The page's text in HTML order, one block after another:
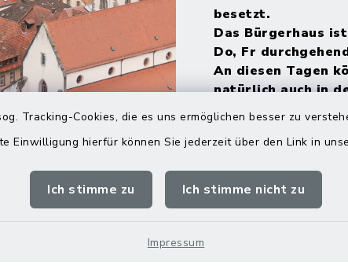
Tracking-Cookies, die es uns ermöglichen besser zu
Einwilligung hierfür können Sie jederzeit über den Link in
Ich stimme zu Ich stimme nicht zu
Impressum
besetzt.
Das Bürgerhaus
Do, Fr
An diesen Tagen
natürlich auch in
Mittagszeit